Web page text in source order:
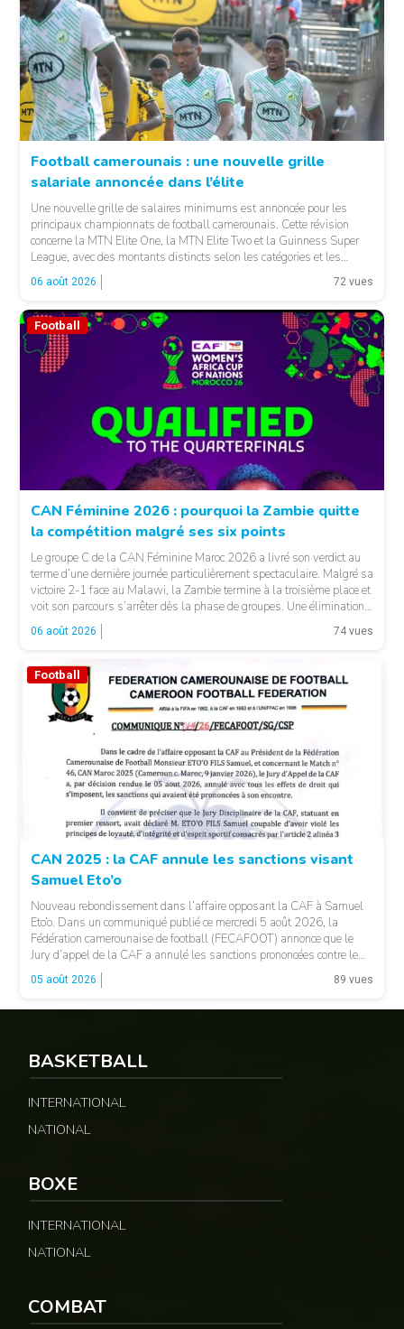
Football camerounais : une nouvelle grille
salariale annoncée dans l’élite
Une nouvelle grille de salaires minimums est annoncée pour les
principaux championnats de football camerounais. Cette révision
concerne la MTN Elite One, la MTN Elite Two et la Guinness Super
League, avec des montants distincts selon les catégories et les
fonctions. LA SUITE APRÈS LA PUBLICITÉ Selon les informations
relayées par Allez Les Lions, […]
06 août 2026 72 vues
Football
CAN Féminine 2026 : pourquoi la Zambie quitte
la compétition malgré ses six points
Le groupe C de la CAN Féminine Maroc 2026 a livré son verdict au
terme d’une dernière journée particulièrement spectaculaire. Malgré sa
victoire 2-1 face au Malawi, la Zambie termine à la troisième place et
voit son parcours s’arrêter dès la phase de groupes. Une élimination
qui peut surprendre au regard du classement général : […]
06 août 2026 74 vues
Football
CAN 2025 : la CAF annule les sanctions visant
Samuel Eto’o
Nouveau rebondissement dans l’affaire opposant la CAF à Samuel
Eto’o. Dans un communiqué publié ce mercredi 5 août 2026, la
Fédération camerounaise de football (FECAFOOT) annonce que le
Jury d’appel de la CAF a annulé les sanctions prononcées contre le
président de la fédération camerounaise. Le dossier concernait les
incidents survenus lors du match Cameroun-Maroc […]
05 août 2026 89 vues
BASKETBALL
INTERNATIONAL
NATIONAL
BOXE
INTERNATIONAL
NATIONAL
COMBAT